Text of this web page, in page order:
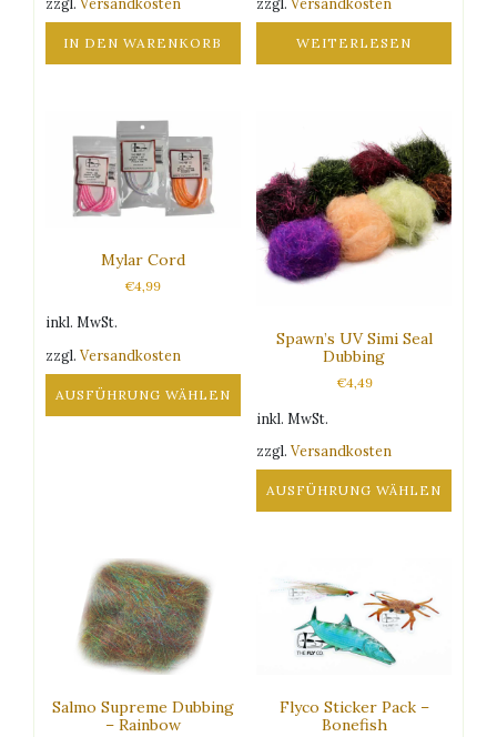
IN DEN WARENKORB WEITERLESEN
Mylar Cord
€4,99
inkl. MwSt.
zzgl. Versandkosten
AUSFÜHRUNG WÄHLEN
Optionen
können
gewählt
Spawn’s UV Simi Seal
Dubbing
€4,49
inkl. MwSt.
zzgl.Versandkosten
AUSFÜHRUNG WÄHLEN
mehrere
Varianten
können
Salmo Supreme Dubbing
– Rainbow
Flyco Sticker Pack –
Bonefish